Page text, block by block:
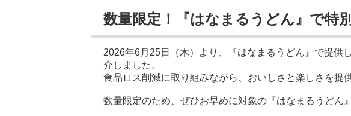
数量限定！『はなまるうどん』で特
2026年6月25日（木）より、『はなまるうどん』で提供
介しました。
食品ロス削減に取り組みながら、おいしさと楽しさを提
数量限定のため、ぜひお早めに対象の『はなまるうどん